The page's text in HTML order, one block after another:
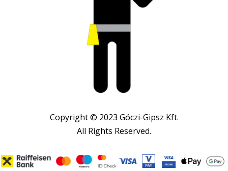
Copyright © 2023 Góczi-Gipsz Kft.
All Rights Reserved.